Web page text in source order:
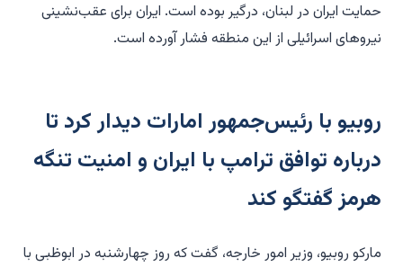
حمایت ایران در لبنان، درگیر بوده است. ایران برای عقب‌نشینی
نیروهای اسرائیلی از این منطقه فشار آورده است.
روبیو با رئیس‌جمهور امارات دیدار کرد تا
درباره توافق ترامپ با ایران و امنیت تنگه
هرمز گفتگو کند
مارکو روبیو، وزیر امور خارجه، گفت که روز چهارشنبه در ابوظبی با